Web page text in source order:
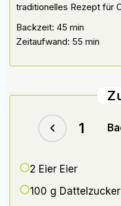
traditionelles Rezept für
Backzeit: 45 min
Zeitaufwand: 55 min
2 Eier Eier
100 g Dattelzucker